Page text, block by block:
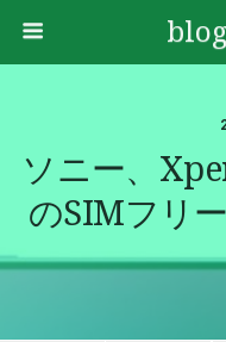
ソニー、
のSIMフリ